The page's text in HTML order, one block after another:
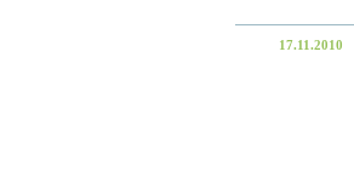
17.11.2010